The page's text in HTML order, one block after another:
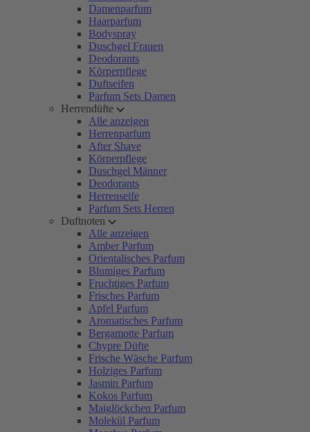
Damenparfum
Haarparfum
Bodyspray
Duschgel Frauen
Deodorants
Körperpflege
Duftseifen
Parfum Sets Damen
Herrendüfte
Alle anzeigen
Herrenparfum
After Shave
Körperpflege
Duschgel Männer
Deodorants
Herrenseife
Parfum Sets Herren
Duftnoten
Alle anzeigen
Amber Parfum
Orientalisches Parfum
Blumiges Parfum
Fruchtiges Parfum
Frisches Parfum
Apfel Parfum
Aromatisches Parfum
Bergamotte Parfum
Chypre Düfte
Frische Wäsche Parfum
Holziges Parfum
Jasmin Parfum
Kokos Parfum
Maiglöckchen Parfum
Molekül Parfum